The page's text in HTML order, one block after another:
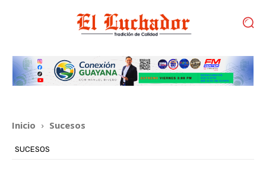
Inicio Sucesos
SUCESOS